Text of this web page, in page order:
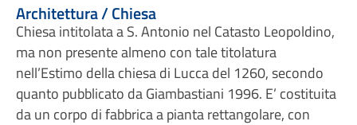
Architettura / Chiesa
Chiesa intitolata a S. Antonio nel Catasto Leopoldino,
ma non presente almeno con tale titolatura
nell’Estimo della chiesa di Lucca del 1260, secondo
quanto pubblicato da Giambastiani 1996. E’ costituita
da un corpo di fabbrica a pianta rettangolare, con